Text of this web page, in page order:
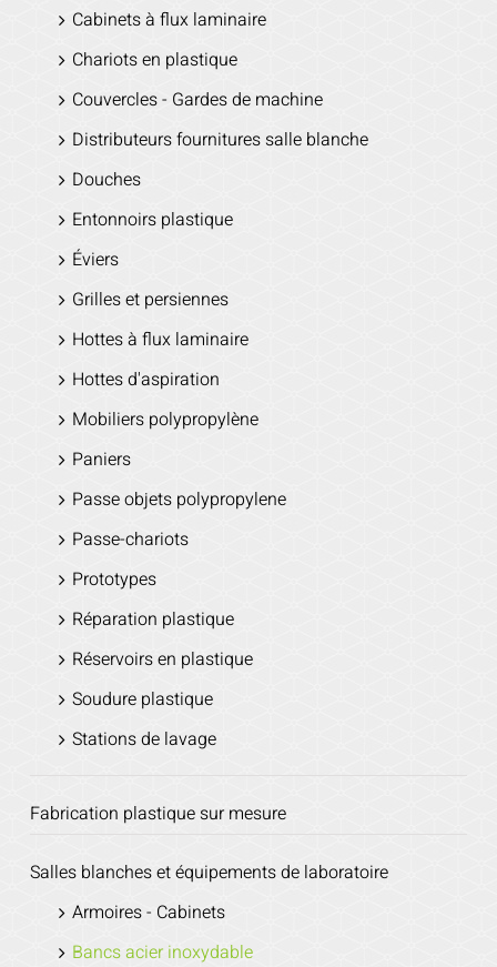
Cabinets à flux laminaire
Chariots en plastique
Couvercles - Gardes de machine
Distributeurs fournitures salle blanche
Douches
Entonnoirs plastique
Éviers
Grilles et persiennes
Hottes à flux laminaire
Hottes d'aspiration
Mobiliers polypropylène
Paniers
Passe objets polypropylene
Passe-chariots
Prototypes
Réparation plastique
Réservoirs en plastique
Soudure plastique
Stations de lavage
Fabrication plastique sur mesure
Salles blanches et équipements de laboratoire
Armoires - Cabinets
Bancs acier inoxydable